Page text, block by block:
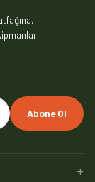
Abone Ol
+